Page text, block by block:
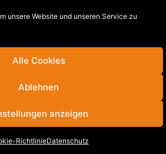
unsere Website und unseren Service zu
Alle Cookies
Ablehnen
anzeigen
RichtlinieDatenschutz
| BWL| FBW| KML| VBR| VBB|KRB